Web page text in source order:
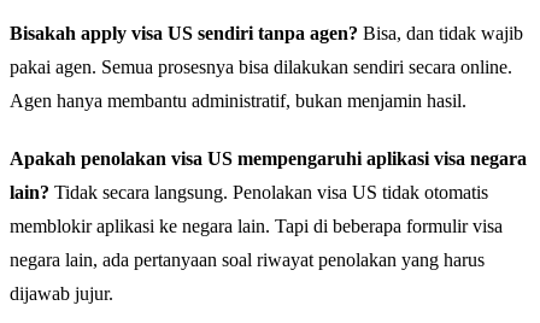
Bisakah apply visa US sendiri tanpa agen? Bisa, dan tidak wajib
pakai agen. Semua prosesnya bisa dilakukan sendiri secara online.
Agen hanya membantu administratif, bukan menjamin hasil.
Apakah penolakan visa US mempengaruhi aplikasi visa negara
lain? Tidak secara langsung. Penolakan visa US tidak otomatis
memblokir aplikasi ke negara lain. Tapi di beberapa formulir visa
negara lain, ada pertanyaan soal riwayat penolakan yang harus
dijawab jujur.